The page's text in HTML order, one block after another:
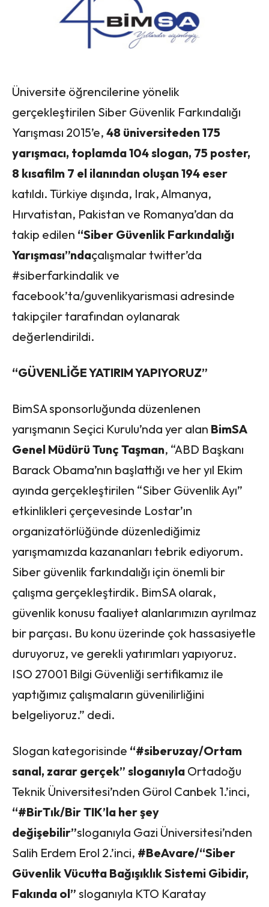
Üniversite öğrencilerine yönelik
gerçekleştirilen Siber Güvenlik Farkındalığı
Yarışması 2015’e, 48 üniversiteden 175
yarışmacı, toplamda104 slogan, 75 poster,
8 kısafilm 7 el ilanından oluşan 194 eser
katıldı. Türkiye dışında, Irak, Almanya,
Hırvatistan, Pakistan ve Romanya’dan da
takip edilen “Siber Güvenlik Farkındalığı
Yarışması”ndaçalışmalar twitter’da
#siberfarkindalik ve
facebook’ta/guvenlikyarismasi adresinde
takipçiler tarafından oylanarak
değerlendirildi.
“GÜVENLİĞE YATIRIM YAPIYORUZ”
BimSA sponsorluğunda düzenlenen
yarışmanın Seçici Kurulu’nda yer alan BimSA
Genel Müdürü Tunç Taşman, “ABD Başkanı
Barack Obama’nın başlattığı ve her yıl Ekim
ayında gerçekleştirilen “Siber Güvenlik Ayı”
etkinlikleri çerçevesinde Lostar’ın
organizatörlüğünde düzenlediğimiz
yarışmamızda kazananları tebrik ediyorum.
Siber güvenlik farkındalığı için önemli bir
çalışma gerçekleştirdik. BimSA olarak,
güvenlik konusu faaliyet alanlarımızın ayrılmaz
bir parçası. Bu konu üzerinde çok hassasiyetle
duruyoruz, ve gerekli yatırımları yapıyoruz.
ISO 27001 Bilgi Güvenliği sertifikamız ile
yaptığımız çalışmaların güvenilirliğini
belgeliyoruz.” dedi.
Slogan kategorisinde “#siberuzay/Ortam
sanal, zarar gerçek” sloganıyla Ortadoğu
Teknik Üniversitesi’nden Gürol Canbek 1.’inci,
“#BirTık/Bir TIK’la her şey
değişebilir”sloganıyla Gazi Üniversitesi’nden
Salih Erdem Erol 2.’inci, #BeAvare/“Siber
Güvenlik Vücutta Bağışıklık Sistemi Gibidir,
Fakında ol” sloganıyla KTO Karatay